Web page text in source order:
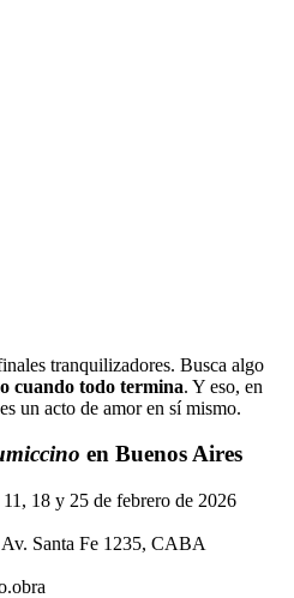
tranquilizadores. Busca algo
cuando todo termina. Y eso, en
un acto de amor en sí mismo.
en Buenos Aires
18 y 25 de febrero de 2026
Santa Fe 1235, CABA